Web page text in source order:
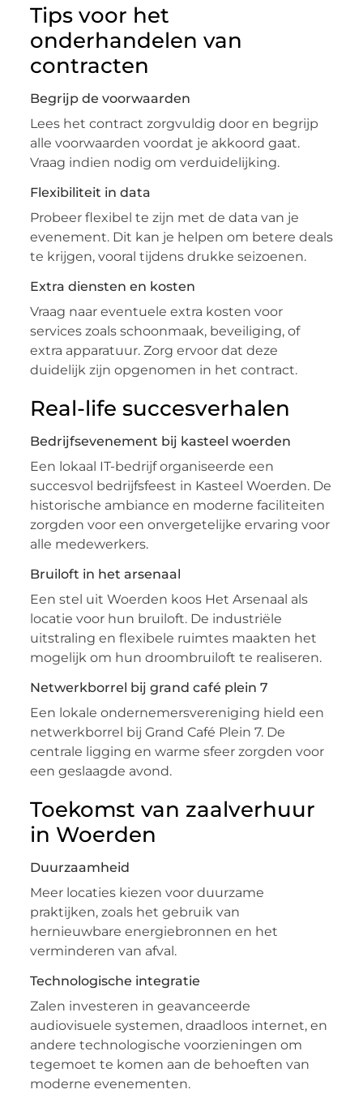
Tips voor het
onderhandelen van
contracten
Begrijp de voorwaarden
Lees het contract zorgvuldig door en begrijp
alle voorwaarden voordat je akkoord gaat.
Vraag indien nodig om verduidelijking.
Flexibiliteit in data
Probeer flexibel te zijn met de data van je
evenement. Dit kan je helpen om betere deals
te krijgen, vooral tijdens drukke seizoenen.
Extra diensten en kosten
Vraag naar eventuele extra kosten voor
services zoals schoonmaak, beveiliging, of
extra apparatuur. Zorg ervoor dat deze
duidelijk zijn opgenomen in het contract.
Real-life succesverhalen
Bedrijfsevenement bij kasteel woerden
Een lokaal IT-bedrijf organiseerde een
succesvol bedrijfsfeest in Kasteel Woerden. De
historische ambiance en moderne faciliteiten
zorgden voor een onvergetelijke ervaring voor
alle medewerkers.
Bruiloft in het arsenaal
Een stel uit Woerden koos Het Arsenaal als
locatie voor hun bruiloft. De industriële
uitstraling en flexibele ruimtes maakten het
mogelijk om hun droombruiloft te realiseren.
Netwerkborrel bij grand café plein 7
Een lokale ondernemersvereniging hield een
netwerkborrel bij Grand Café Plein 7. De
centrale ligging en warme sfeer zorgden voor
een geslaagde avond.
Toekomst van zaalverhuur
in Woerden
Duurzaamheid
Meer locaties kiezen voor duurzame
praktijken, zoals het gebruik van
hernieuwbare energiebronnen en het
verminderen van afval.
Technologische integratie
Zalen investeren in geavanceerde
audiovisuele systemen, draadloos internet, en
andere technologische voorzieningen om
tegemoet te komen aan de behoeften van
moderne evenementen.